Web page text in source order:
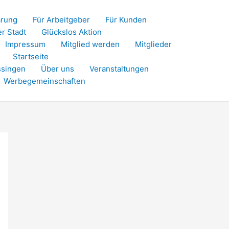
Für Arbeitgeber
Für Kunden
Stadt
Glückslos Aktion
Impressum
Mitglied werden
Mitglieder
Startseite
Über uns
Veranstaltungen
Werbegemeinschaften